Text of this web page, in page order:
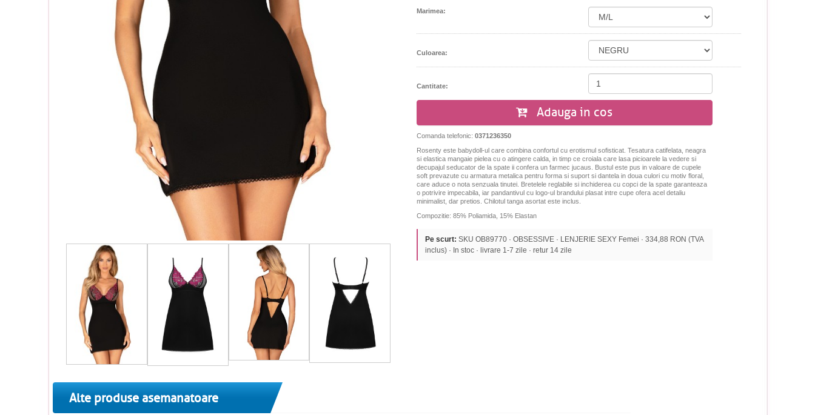
Marimea:
Culoarea:
Cantitate:
Adauga in cos
Comanda telefonic: 0371236350
Rosenty este babydoll-ul care combina confortul cu erotismul sofisticat. Tesatura catifelata, neagra
si elastica mangaie pielea cu o atingere calda, in timp ce croiala care lasa picioarele la vedere si
decupajul seducator de la spate ii confera un farmec jucaus. Bustul este pus in valoare de cupele
soft prevazute cu armatura metalica pentru forma si suport si dantela in doua culori cu motiv floral,
care aduce o nota senzuala tinutei. Bretelele reglabile si inchiderea cu copci de la spate garanteaza
o potrivire impecabila, iar pandantivul cu logo-ul brandului plasat intre cupe ofera acel detaliu
minimalist, dar pretios. Chilotul tanga asortat este inclus.
Compozitie: 85% Poliamida, 15% Elastan
Pe scurt: SKU OB89770 · OBSESSIVE · LENJERIE SEXY Femei · 334,88 RON (TVA
inclus) · In stoc · livrare 1-7 zile · retur 14 zile
Alte produse asemanatoare